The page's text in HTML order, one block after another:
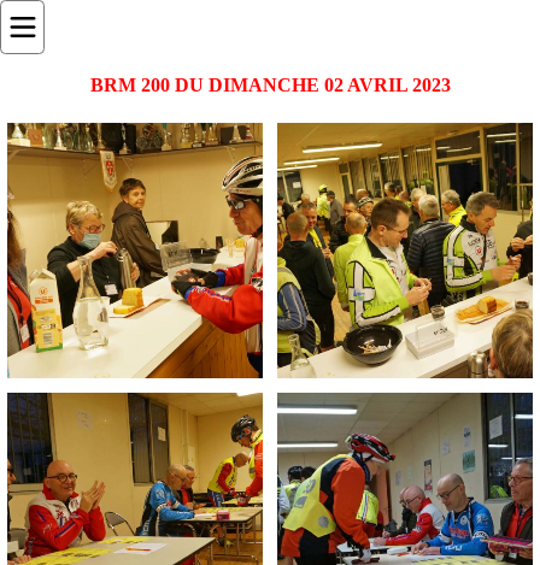
BRM 200 DU DIMANCHE 02 AVRIL 2023